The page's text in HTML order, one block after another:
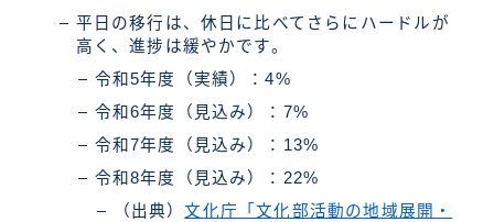
平日の移行は、休日に比べてさらにハードルが
高く、進捗は緩やかです。
令和5年度（実績）：4%
令和6年度（見込み）：7%
令和7年度（見込み）：13%
令和8年度（見込み）：22%
（出典）文化庁「文化部活動の地域展開・